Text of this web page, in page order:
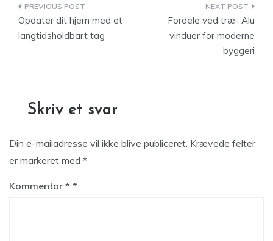
Indlægsnavigation
Opdater dit hjem med et
langtidsholdbart tag
Fordele ved træ- Alu
vinduer for moderne
byggeri
Skriv et svar
Din e-mailadresse vil ikke blive publiceret. Krævede felter
er markeret med *
Kommentar *